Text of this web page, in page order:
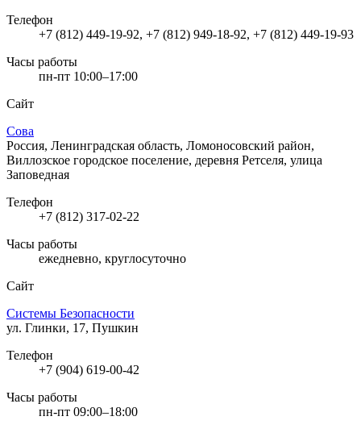
Телефон
+7 (812) 449-19-92, +7 (812) 949-18-92, +7 (812) 449-19-93
Часы работы
пн-пт 10:00–17:00
Сайт
Сова
Россия, Ленинградская область, Ломоносовский район,
Виллозское городское поселение, деревня Ретселя, улица
Заповедная
Телефон
+7 (812) 317-02-22
Часы работы
ежедневно, круглосуточно
Сайт
Системы Безопасности
ул. Глинки, 17, Пушкин
Телефон
+7 (904) 619-00-42
Часы работы
пн-пт 09:00–18:00